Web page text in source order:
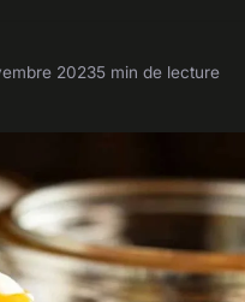
20235 min de lecture